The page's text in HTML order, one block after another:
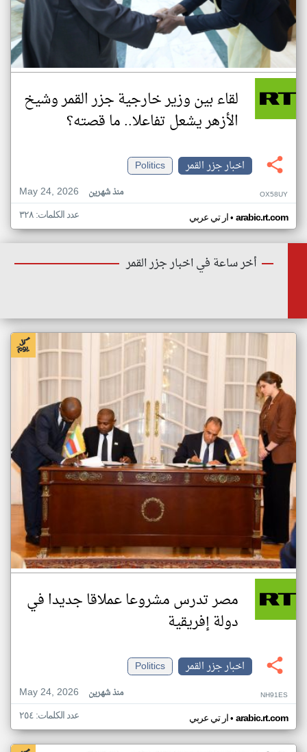
لقاء بين وزير خارجية جزر القمر وشيخ
الأزهر يشعل تفاعلا.. ما قصته؟
اخبار جزر القمر
Politics
May 24, 2026
منذ شهرين OX58UY
ار تي عربي• arabic.rt.com عدد الكلمات: ٣٢٨
أخر ساعة في اخبار جزر القمر
مصر تدرس مشروعا عملاقا جديدا في
دولة إفريقية
اخبار جزر القمر
Politics
May 24, 2026
منذ شهرين NH91ES
ار تي عربي• arabic.rt.com عدد الكلمات: ٢٥٤